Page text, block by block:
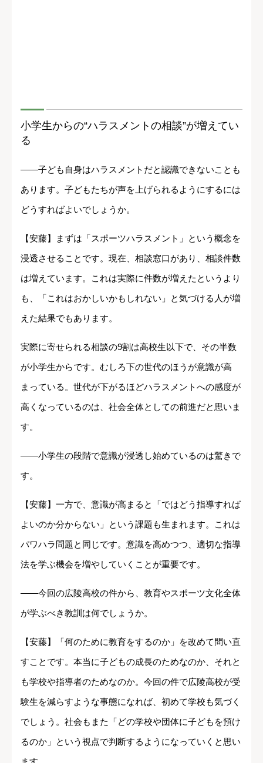
小学生からの“ハラスメントの相談”が増えてい
る
――子ども自身はハラスメントだと認識できないことも
あります。子どもたちが声を上げられるようにするには
どうすればよいでしょうか。
【安藤】まずは「スポーツハラスメント」という概念を
浸透させることです。現在、相談窓口があり、相談件数
は増えています。これは実際に件数が増えたというより
も、「これはおかしいかもしれない」と気づける人が増
えた結果でもあります。
実際に寄せられる相談の9割は高校生以下で、その半数
が小学生からです。むしろ下の世代のほうが意識が高
まっている。世代が下がるほどハラスメントへの感度が
高くなっているのは、社会全体としての前進だと思いま
す。
――小学生の段階で意識が浸透し始めているのは驚きで
す。
【安藤】一方で、意識が高まると「ではどう指導すれば
よいのか分からない」という課題も生まれます。これは
パワハラ問題と同じです。意識を高めつつ、適切な指導
法を学ぶ機会を増やしていくことが重要です。
――今回の広陵高校の件から、教育やスポーツ文化全体
が学ぶべき教訓は何でしょうか。
【安藤】「何のために教育をするのか」を改めて問い直
すことです。本当に子どもの成長のためなのか、それと
も学校や指導者のためなのか。今回の件で広陵高校が受
験生を減らすような事態になれば、初めて学校も気づく
でしょう。社会もまた「どの学校や団体に子どもを預け
るのか」という視点で判断するようになっていくと思い